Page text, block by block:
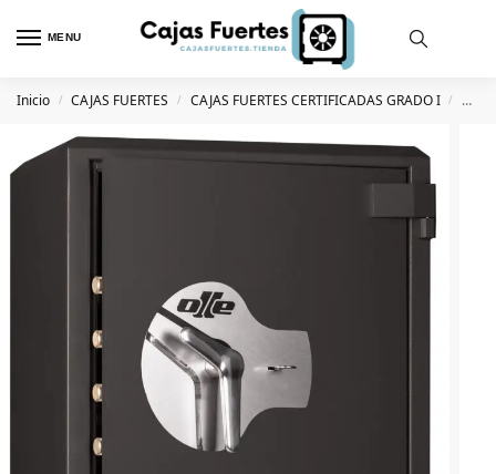
MENU
Inicio / CAJAS FUERTES / CAJAS FUERTES CERTIFICADAS GRADO I / Caja